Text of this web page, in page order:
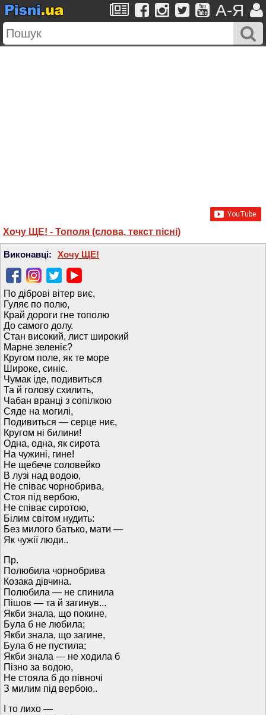
A-Я
Хочу ЩЕ! - Тополя (слова, текст пісні)
Виконавці: Хочу ЩЕ!
По діброві вітер виє,
Гуляє по полю,
Край дороги гне тополю
До самого долу.
Стан високий, лист широкий
Марне зеленіє?
Кругом поле, як те море
Широке, синіє.
Чумак іде, подивиться
Та й голову схилить,
Чабан вранці з сопілкою
Сяде на могилі,
Подивиться — серце ниє,
Кругом ні билини!
Одна, одна, як сирота
На чужині, гине!
Не щебече соловейко
В лузі над водою,
Не співає чорнобрива,
Стоя під вербою,
Не співає сиротою,
Білим світом нудить:
Без милого батько, мати —
Як чужії люди..
Пр.
Полюбила чорнобрива
Козака дівчина.
Полюбила — не спинила
Пішов — та й загинув...
Якби знала, що покине,
Була б не любила;
Якби знала, що загине,
Була б не пустила;
Якби знала — не ходила б
Пізно за водою,
Не стояла б до півночі
З милим під вербою..
І то лихо —